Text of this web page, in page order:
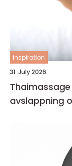
inspiration
31. July 2026
Thaimassage i
avslappning